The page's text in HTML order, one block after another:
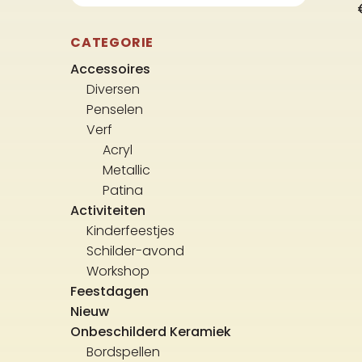
CATEGORIE
Accessoires
Diversen
Penselen
Verf
Acryl
Metallic
Patina
Activiteiten
Kinderfeestjes
Schilder-avond
Workshop
Feestdagen
Nieuw
Onbeschilderd Keramiek
Bordspellen